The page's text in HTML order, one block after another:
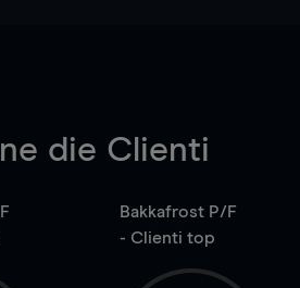
die Clienti
Bakkafrost P/F
- Clienti top